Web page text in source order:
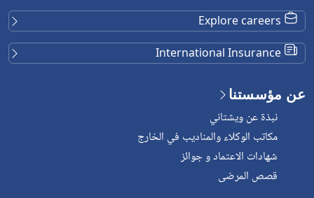
عن مؤسستنا
نبذة عن ويشتاني
مكاتب الوكلاء والمناديب في الخارج
شهادات الاعتماد و جوائز
قصص المرضى